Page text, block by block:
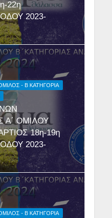
22η
2023-
- Β ΚΑΤΗΓΟΡΙΑ
ΟΜΙΛΟΥ
18η-19η
2023-
- Β ΚΑΤΗΓΟΡΙΑ